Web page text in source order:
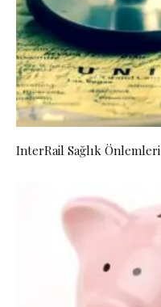
InterRail Sağlık Önlemleri